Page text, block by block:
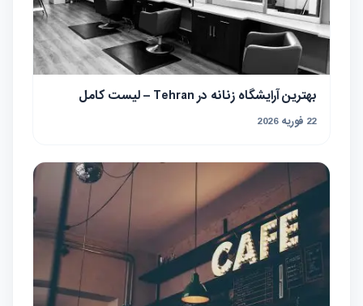
بهترین آرایشگاه زنانه در Tehran – لیست کامل
22 فوریه 2026